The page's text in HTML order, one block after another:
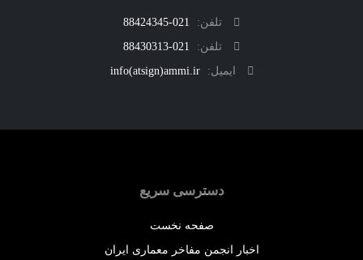
تلفن:
021-88424345
تلفن:
021-88430313
ایمیل:
info(atsign)ammi.ir
دسترسی سریع
صفحه نخست
اخبار انجمن مفاخر معماری ایران